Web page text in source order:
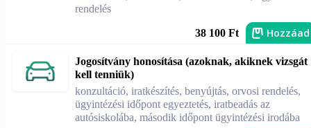
rendelés
38 100 Ft Hozzáad
Jogosítvány honosítása (azoknak, akiknek vizsgát
kell tenniük)
konzultáció, iratkészítés, benyújtás, orvosi rendelés,
ügyintézési időpont egyeztetés, iratbeadás az
autósiskolába, második időpont ügyintézési irodába